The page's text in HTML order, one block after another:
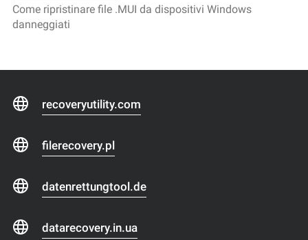
Come ripristinare file .MUI da dispositivi Windows
danneggiati
recoveryutility.com
filerecovery.pl
datenrettungtool.de
datarecovery.in.ua